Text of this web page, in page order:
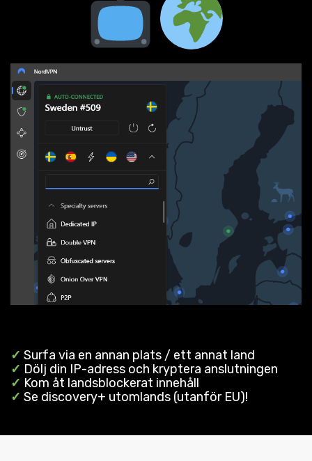
✓ Surfa via en annan plats / ett annat land
✓ Dölj din IP-adress och kryptera anslutningen
✓ Kom åt landsblockerat innehåll
✓ Se discovery+ utomlands (utanför EU)!